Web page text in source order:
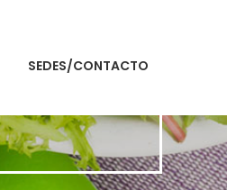
SEDES/CONTACTO